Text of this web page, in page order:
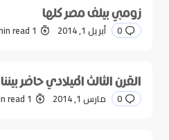
زومبي بيلف مصر كلها
0 أبريل 1, 2014 1 min read
القرن الثالث الميلادي حاضر بيننا
0 مارس 1, 2014 1 min read